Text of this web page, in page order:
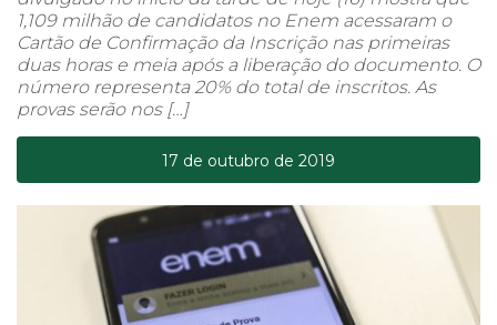
1,109 milhão de candidatos no Enem acessaram o
Cartão de Confirmação da Inscrição nas primeiras
duas horas e meia após a liberação do documento. O
número representa 20% do total de inscritos. As
provas serão nos […]
17 de outubro de 2019